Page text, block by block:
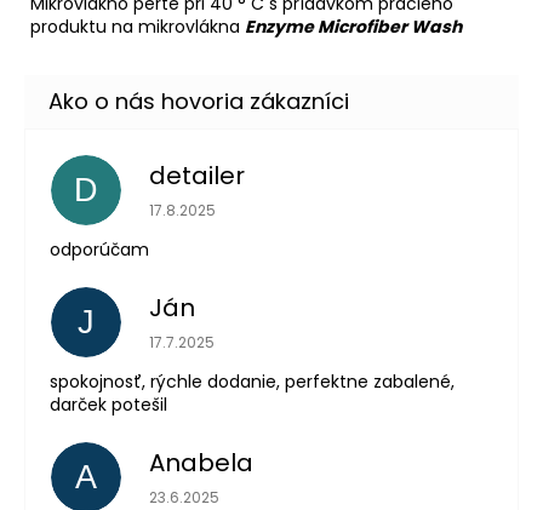
produktu na mikrovlákna Enzyme Microfiber Wash
D detailer
Hodnotenie obchodu je 5 z 5 hviezdičiek.
17.8.2025
odporúčam
J Ján
Hodnotenie obchodu je 5 z 5 hviezdičiek.
17.7.2025
spokojnosť, rýchle dodanie, perfektne zabalené,
darček potešil
A Anabela
Hodnotenie obchodu je 5 z 5 hviezdičiek.
23.6.2025